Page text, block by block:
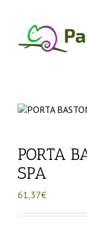
contenido
PORTA
SPA
61,37€